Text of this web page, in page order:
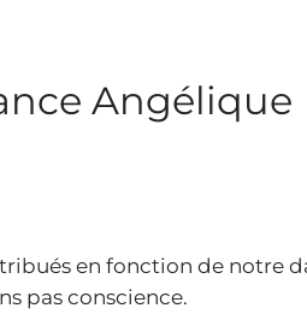
Angélique
en fonction de notre
pas conscience.